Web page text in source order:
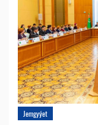
Jemgyýet